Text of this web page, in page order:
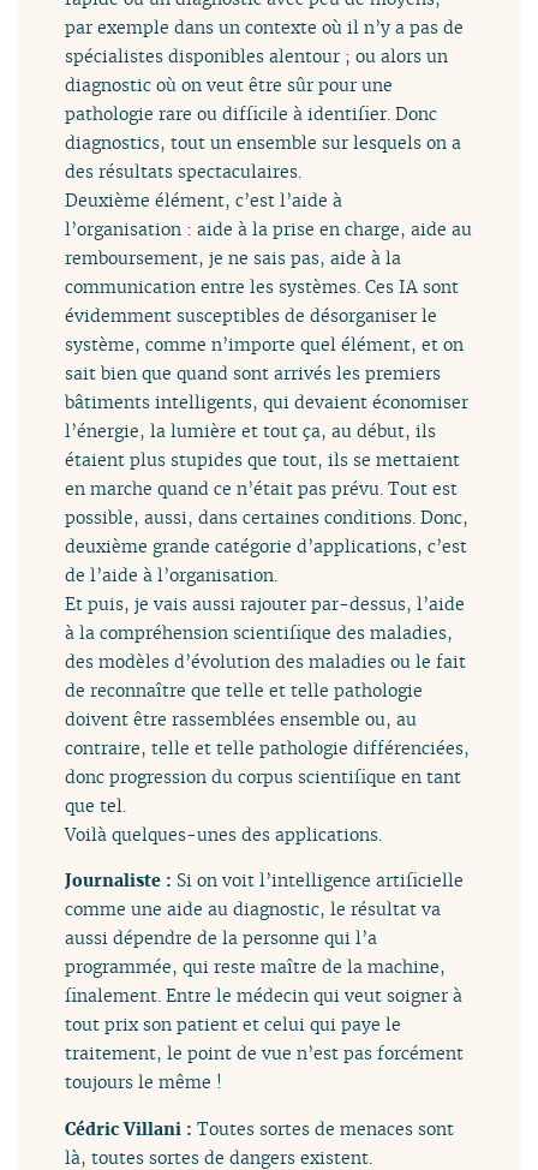
par exemple dans un contexte où il n’y a pas de
spécialistes disponibles alentour ; ou alors un
diagnostic où on veut être sûr pour une
pathologie rare ou difficile à identifier. Donc
diagnostics, tout un ensemble sur lesquels on a
des résultats spectaculaires.
Deuxième élément, c’est l’aide à
l’organisation : aide à la prise en charge, aide au
remboursement, je ne sais pas, aide à la
communication entre les systèmes. Ces IA sont
évidemment susceptibles de désorganiser le
système, comme n’importe quel élément, et on
sait bien que quand sont arrivés les premiers
bâtiments intelligents, qui devaient économiser
l’énergie, la lumière et tout ça, au début, ils
étaient plus stupides que tout, ils se mettaient
en marche quand ce n’était pas prévu. Tout est
possible, aussi, dans certaines conditions. Donc,
deuxième grande catégorie d’applications, c’est
de l’aide à l’organisation.
Et puis, je vais aussi rajouter par-dessus, l’aide
à la compréhension scientifique des maladies,
des modèles d’évolution des maladies ou le fait
de reconnaître que telle et telle pathologie
doivent être rassemblées ensemble ou, au
contraire, telle et telle pathologie différenciées,
donc progression du corpus scientifique en tant
que tel.
Voilà quelques-unes des applications.
Journaliste : Si on voit l’intelligence artificielle
comme une aide au diagnostic, le résultat va
aussi dépendre de la personne qui l’a
programmée, qui reste maître de la machine,
finalement. Entre le médecin qui veut soigner à
tout prix son patient et celui qui paye le
traitement, le point de vue n’est pas forcément
toujours le même !
Cédric Villani :Toutes sortes de menaces sont
là, toutes sortes de dangers existent.